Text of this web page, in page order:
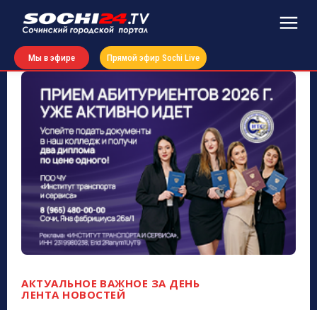
Мы в эфире Прямой эфир Sochi Live
АКТУАЛЬНОЕ ВАЖНОЕ ЗА ДЕНЬ
ЛЕНТА НОВОСТЕЙ